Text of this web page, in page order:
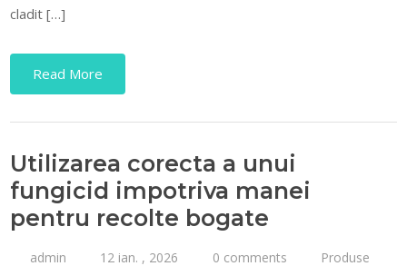
cladit […]
Read More
Utilizarea corecta a unui
fungicid impotriva manei
pentru recolte bogate
admin 12 ian. , 2026 0 comments
Produse